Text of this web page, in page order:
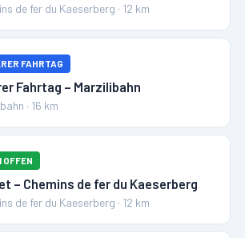
de fer du Kaeserberg · 12 km
FAHRTAG
Fahrtag – Marzilibahn
· 16 km
OFFEN
– Chemins de fer du Kaeserberg
de fer du Kaeserberg · 12 km